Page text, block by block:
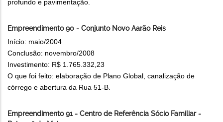
profundo e pavimentação.
Empreendimento 90 - Conjunto Novo Aarão Reis
Início: maio/2004
Conclusão: novembro/2008
Investimento: R$ 1.765.332,23
O que foi feito: elaboração de Plano Global, canalização de
córrego e abertura da Rua 51-B.
Empreendimento 91 - Centro de Referência Sócio Familiar -